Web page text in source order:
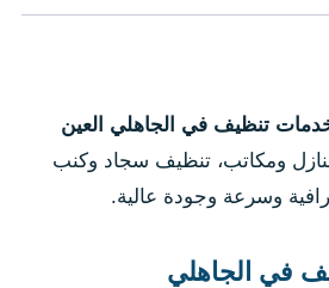
تنظيف في الجاهلي العين
ومكاتب، تنظيف سجاد وكنب
وسرعة وجودة عالية.
في الجاهلي